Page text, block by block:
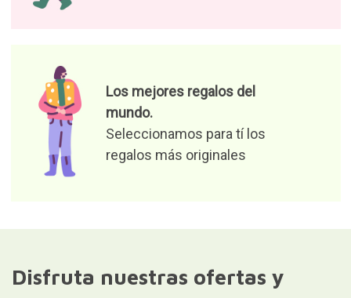
Los mejores regalos del
mundo.
Seleccionamos para tí los
regalos más originales
Disfruta nuestras ofertas y